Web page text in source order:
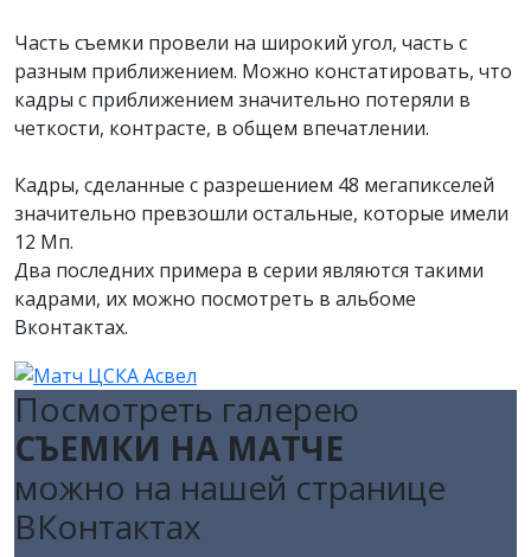
Часть съемки провели на широкий угол, часть с
разным приближением. Можно констатировать, что
кадры с приближением значительно потеряли в
четкости, контрасте, в общем впечатлении.
Кадры, сделанные с разрешением 48 мегапикселей
значительно превзошли остальные, которые имели
12 Мп.
Два последних примера в серии являются такими
кадрами, их можно посмотреть в альбоме
Вконтактах.
Посмотреть галерею
СЪЕМКИ НА МАТЧЕ
можно на нашей странице
ВКонтактах